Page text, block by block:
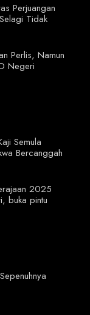
Perjuangan
Tidak
Perlis, Namun
Negeri
Semula
Bercanggah
2025
buka pintu